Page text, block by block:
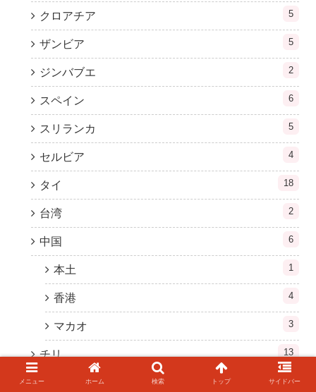
クロアチア 5
ザンビア 5
ジンバブエ 2
スペイン 6
スリランカ 5
セルビア 4
タイ 18
台湾 2
中国 6
本土 1
香港 4
マカオ 3
チリ 13
トルコ 9
メニュー ホーム 検索 トップ サイドバー